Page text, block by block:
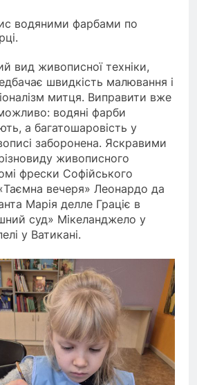
водяними фарбами по
вид живописної техніки,
швидкість малювання і
митця. Виправити вже
водяні фарби
а багатошаровість у
заборонена. Яскравими
живописного
фрески Софійського
вечеря» Леонардо да
Марія делле Граціє в
суд» Мікеланджело у
у Ватикані.